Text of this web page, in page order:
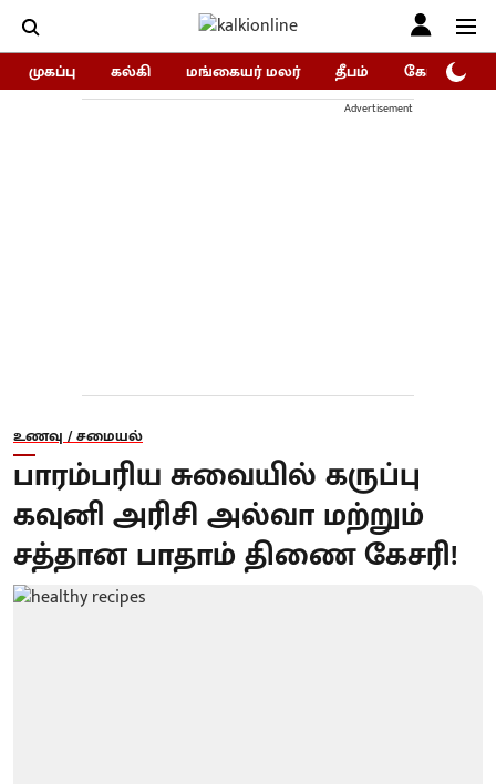
முகப்பு கல்கி மங்கையர் மலர் தீபம் கோகுலம்/
Advertisement
உணவு / சமையல்
பாரம்பரிய சுவையில் கருப்பு
கவுனி அரிசி அல்வா மற்றும்
சத்தான பாதாம் திணை கேசரி!